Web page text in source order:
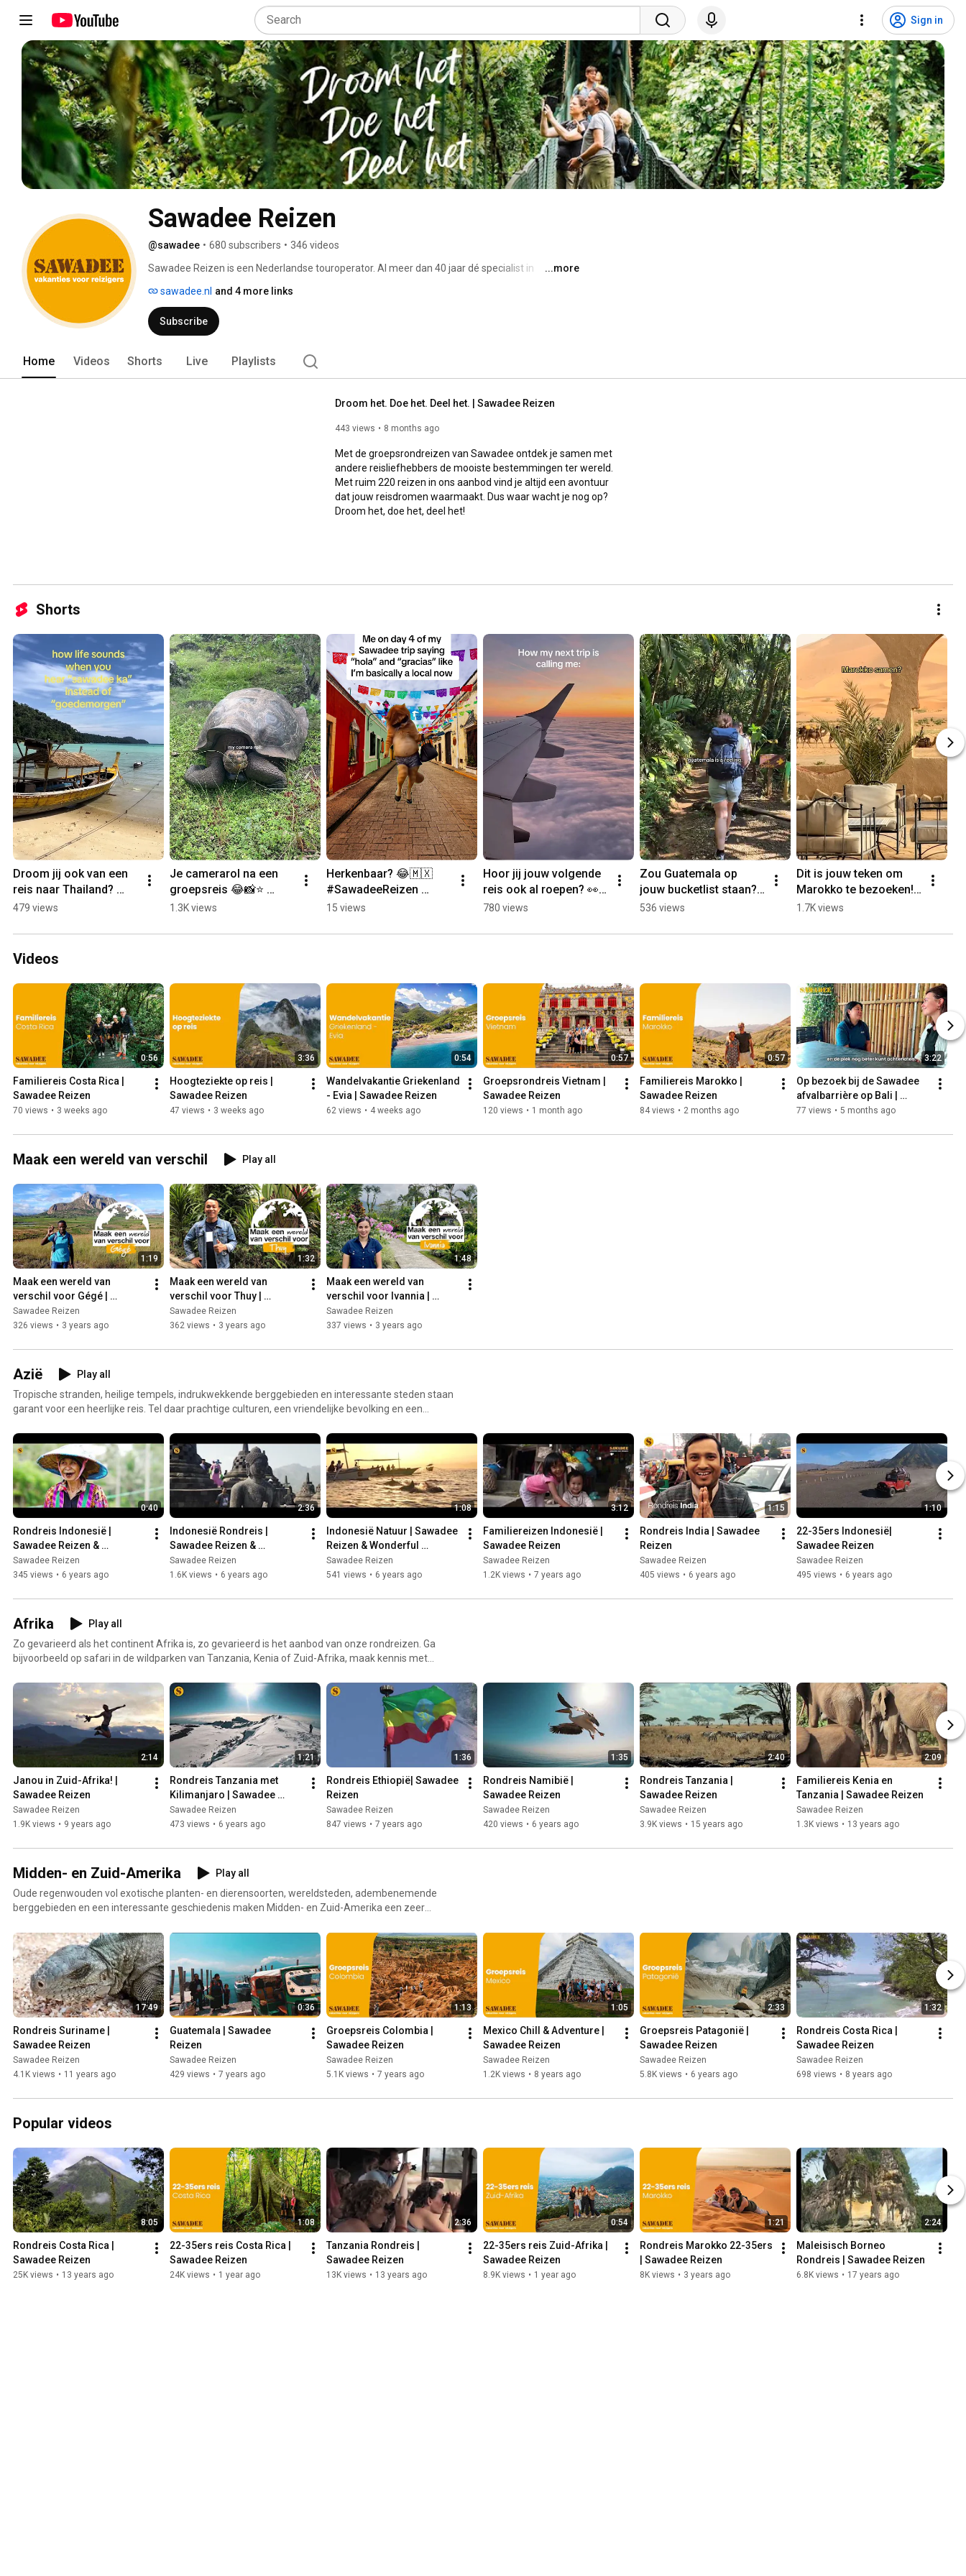
Sign in
Sawadee Reizen
@sawadee • 680 subscribers • 346 videos
Sawadee Reizen is een Nederlandse touroperator. Al meer dan 40 jaar dé specialist in
...more
sawadee.nl and 4 more links
Subscribe
Home Videos Shorts Live Playlists
Droom het. Doe het. Deel het. | Sawadee Reizen
443 views 8 months ago
Met de groepsrondreizen van Sawadee ontdek je samen met
andere reisliefhebbers de mooiste bestemmingen ter wereld.
Met ruim 220 reizen in ons aanbod vind je altijd een avontuur
dat jouw reisdromen waarmaakt. Dus waar wacht je nog op?
Droom het, doe het, deel het!
Shorts
Droom jij ook van een
reis naar Thailand?
🇹🇭🌴 #Thailand
#ThailandTravel
#Rondreis
479 views
Je camerarol na een
groepsreis 😂📸⭐️
#Sawadeereizen
#Groepsreizen
1.3K views
Herkenbaar? 😂🇲🇽
#SawadeeReizen
#Mexico #Rondreis
15 views
Hoor jij jouw volgende
reis ook al roepen? 👀
#groepsreis #vakantie
#sawadeereizen
780 views
Zou Guatemala op
jouw bucketlist staan?
👀🇬🇹
#reistips #groepsreis
536 views
Dit is jouw teken om
Marokko te bezoeken!
🇲🇦🍵
#reistips #groepsreis
1.7K views
Videos
0:56
Familiereis Costa Rica |
Sawadee Reizen
70 views • 3 weeks ago
3:36
Hoogteziekte op reis |
Sawadee Reizen
47 views • 3 weeks ago
0:54
Wandelvakantie Griekenland
- Evia | Sawadee Reizen
62 views • 4 weeks ago
0:57
Groepsrondreis Vietnam |
Sawadee Reizen
120 views • 1 month ago
0:57
Familiereis Marokko |
Sawadee Reizen
84 views • 2 months ago
3:22
Op bezoek bij de Sawadee
afvalbarrière op Bali |
Sawadee Reizen
77 views • 5 months ago
Maak een wereld van verschil Play all
1:19
Maak een wereld van
verschil voor Gégé |
Sawadee Reizen
Sawadee Reizen
326 views • 3 years ago
1:32
Maak een wereld van
verschil voor Thuy |
Sawadee Reizen
Sawadee Reizen
362 views • 3 years ago
1:48
Maak een wereld van
verschil voor Ivannia |
Sawadee Reizen
Sawadee Reizen
337 views • 3 years ago
Azië
Play all
Tropische stranden, heilige tempels, indrukwekkende berggebieden en interessante steden staan
garant voor een heerlijke reis. Tel daar prachtige culturen, een vriendelijke bevolking en een
Bovendien kent Azië verschillende klimaten, waardoor het continent het hele jaar door een ideale
vakantiebestemming is. Door middel van deze video's kun je alvast een beetje kennis maken met
Azië. Bekijk onze reizen door Azië hier: https://www.sawadee.nl/rondreizen/azie/ Ben je op zoek
naar een reis in een ander continent? Bekijk dan ons aanbod op https://www.sawadee.nl/
0:40
Rondreis Indonesië |
Sawadee Reizen &
Wonderful Indonesia
Sawadee Reizen
345 views • 6 years ago
2:36
Indonesië Rondreis |
Sawadee Reizen &
Wonderful Indonesia
Sawadee Reizen
1.6K views • 6 years ago
1:08
Indonesië Natuur | Sawadee
Reizen & Wonderful
Indonesia
Sawadee Reizen
541 views • 6 years ago
3:12
Familiereizen Indonesië |
Sawadee Reizen
Sawadee Reizen
1.2K views • 7 years ago
1:15
Rondreis India | Sawadee
Reizen
Sawadee Reizen
405 views • 6 years ago
1:10
22-35ers Indonesië|
Sawadee Reizen
Sawadee Reizen
495 views • 6 years ago
Afrika
Play all
Zo gevarieerd als het continent Afrika is, zo gevarieerd is het aanbod van onze rondreizen. Ga
bijvoorbeeld op safari in de wildparken van Tanzania, Kenia of Zuid-Afrika, maak kennis met
Nairobi, Ngo Wa Mbu Kaapstad. Door middel van deze video's kun je alvast een beetje kennis
maken met Afrika. Bekijk onze Afrika reizen hier: https://www.sawadee.nl/afrika/ Ben je op zoek
naar een reis in een ander continent? Bekijk dan ons aanbod op https://www.sawadee.nl/
2:14
Janou in Zuid-Afrika! |
Sawadee Reizen
Sawadee Reizen
1.9K views • 9 years ago
1:21
Rondreis Tanzania met
Kilimanjaro | Sawadee
Reizen
Sawadee Reizen
473 views • 6 years ago
1:36
Rondreis Ethiopië| Sawadee
Reizen
Sawadee Reizen
847 views • 7 years ago
1:35
Rondreis Namibië |
Sawadee Reizen
Sawadee Reizen
420 views • 6 years ago
2:40
Rondreis Tanzania |
Sawadee Reizen
Sawadee Reizen
3.9K views • 15 years ago
2:09
Familiereis Kenia en
Tanzania | Sawadee Reizen
Sawadee Reizen
1.3K views • 13 years ago
Midden- en Zuid-Amerika
Play all
Oude regenwouden vol exotische planten- en dierensoorten, wereldsteden, adembenemende
berggebieden en een interessante geschiedenis maken Midden- en Zuid-Amerika een zeer
bewonderen, salsa dansen met gastvrije Cubanen of uitrusten op de paradijselijke stranden van
Brazilië. Tijdens een reis naar Midden- en Zuid-Amerika geniet je van al het moois dat dit
prachtige continent te bieden heeft. Door middel van deze video's kun je al een klein beetje kennis
maken met Midden- en Zuid-Amerika. Bekijk onze Midden- en Zuid-Amerika reizen hier:
https://www.sawadee.nl/rondreizen/midden-en-zuid-amerika/ Ben je op zoek naar een reis in
een ander deel van de wereld? Bekijk dan ons aanbod op https://www.sawadee.nl/
17:49
Rondreis Suriname |
Sawadee Reizen
Sawadee Reizen
4.1K views • 11 years ago
0:36
Guatemala | Sawadee
Reizen
Sawadee Reizen
429 views • 7 years ago
1:13
Groepsreis Colombia |
Sawadee Reizen
Sawadee Reizen
5.1K views • 7 years ago
1:05
Mexico Chill & Adventure |
Sawadee Reizen
Sawadee Reizen
1.2K views • 8 years ago
2:33
Groepsreis Patagonië |
Sawadee Reizen
Sawadee Reizen
5.8K views • 6 years ago
1:32
Rondreis Costa Rica |
Sawadee Reizen
Sawadee Reizen
698 views • 8 years ago
Popular videos
8:05
Rondreis Costa Rica |
Sawadee Reizen
25K views • 13 years ago
1:08
22-35ers reis Costa Rica |
Sawadee Reizen
24K views • 1 year ago
2:36
Tanzania Rondreis |
Sawadee Reizen
13K views • 13 years ago
0:54
22-35ers reis Zuid-Afrika |
Sawadee Reizen
8.9K views • 1 year ago
1:21
Rondreis Marokko 22-35ers
| Sawadee Reizen
8K views • 3 years ago
2:24
Maleisisch Borneo
Rondreis | Sawadee Reizen
6.8K views • 17 years ago